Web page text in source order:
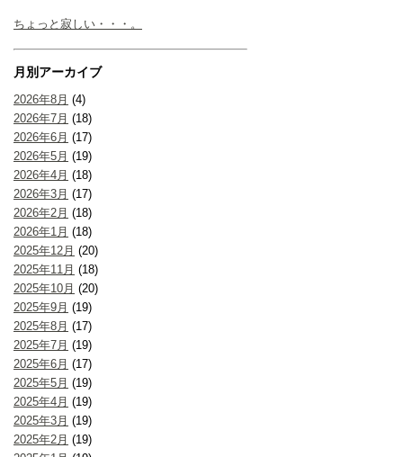
ちょっと寂しい・・・。
月別アーカイブ
2026年8月 (4)
2026年7月 (18)
2026年6月 (17)
2026年5月 (19)
2026年4月 (18)
2026年3月 (17)
2026年2月 (18)
2026年1月 (18)
2025年12月 (20)
2025年11月 (18)
2025年10月 (20)
2025年9月 (19)
2025年8月 (17)
2025年7月 (19)
2025年6月 (17)
2025年5月 (19)
2025年4月 (19)
2025年3月 (19)
2025年2月 (19)